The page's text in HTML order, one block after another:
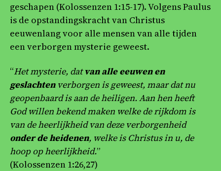
geschapen (Kolossenzen 1:15-17). Volgens Paulus
is de opstandingskracht van Christus
eeuwenlang voor alle mensen van alle tijden
een verborgen mysterie geweest.
“Het mysterie, datvan alle eeuwen en
geslachtenverborgen is geweest, maar dat nu
geopenbaard is aan de heiligen. Aan hen heeft
God willen bekend maken welke de rijkdom is
van de heerlijkheid van deze verborgenheid
onder de heidenen, welke is Christus in u, de
hoop op heerlijkheid.”
(Kolossenzen 1:26,27)